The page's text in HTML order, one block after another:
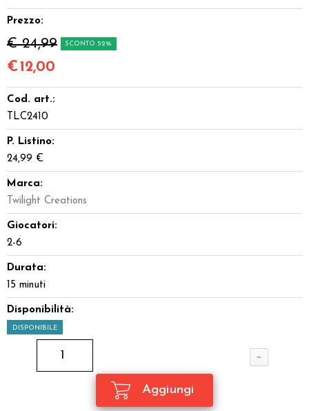
Prezzo:
€ 24,99 SCONTO 52%
€ 12,00
Cod. art.:
TLC2410
P. Listino:
24,99 €
Marca:
Twilight Creations
Giocatori:
2-6
Durata:
15 minuti
Disponibilità:
DISPONIBILE